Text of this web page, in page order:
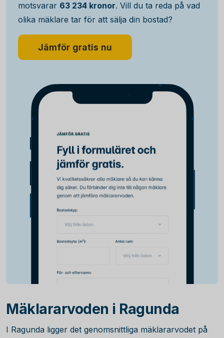
motsvarar 63 234 kronor. Vill du ta reda på vad
olika mäklare tar för att sälja din bostad?
Jämför gratis nu
Mäklararvoden i Ragunda
I Ragunda ligger det genomsnittliga mäklararvodet på